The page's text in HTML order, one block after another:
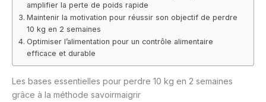
amplifier la perte de poids rapide
Maintenir la motivation pour réussir son objectif de perdre
10 kg en 2 semaines
Optimiser l’alimentation pour un contrôle alimentaire
efficace et durable
Les bases essentielles pour perdre 10 kg en 2 semaines
grâce à la méthode savoirmaigrir